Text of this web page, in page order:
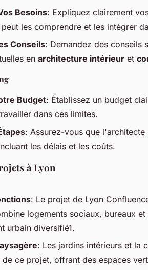
Besoins: Expliquez clairement
les comprendre et les intégrer
Conseils: Demandez des conseils
en architecture intérieur et
Budget: Établissez un budget
dans ces limites.
: Assurez-vous que
les délais et les coûts.
à Lyon
: Le projet de Lyon
logements sociaux, bureaux
urbain diversifié1.
: Les jardins intérieurs et la
de ce projet, offrant des espaces